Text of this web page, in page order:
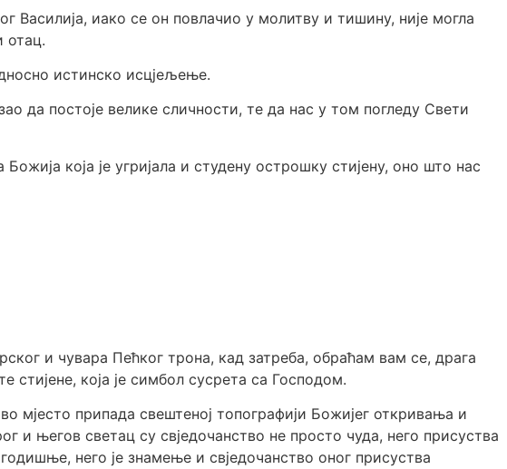
Василија, иако се он повлачио у молитву и тишину, није могла
отац.
истинско исцјељење.
да постоје велике сличности, те да нас у том погледу Свети
која је угријала и студену острошку стијену, оно што нас
и чувара Пећког трона, кад затреба, обраћам вам се, драга
стијене, која је симбол сусрета са Господом.
мјесто припада свештеној топографији Божијег откривања и
светац су свједочанство не просто чуда, него присуства
него је знамење и свједочанство оног присуства